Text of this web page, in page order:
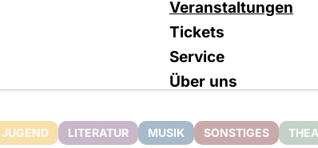
Veranstaltungen
Tickets
Service
Über uns
JUGEND LITERATUR MUSIK SONSTIGES